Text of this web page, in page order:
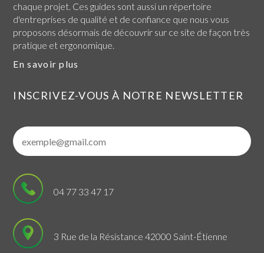
chaque projet. Ces guides sont aussi un répertoire
d'entreprises de qualité et de confiance que nous vous
proposons désormais de découvrir sur ce site de façon très
pratique et ergonomique.
En savoir plus
INSCRIVEZ-VOUS À NOTRE NEWSLETTER
04 77 33 47 17
3 Rue de la Résistance 42000 Saint-Étienne